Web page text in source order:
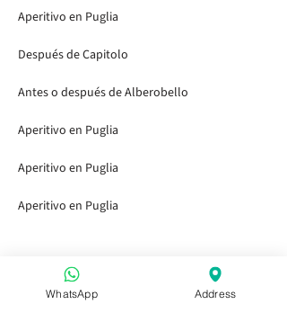
Aperitivo en Puglia
Después de Capitolo
Antes o después de Alberobello
Aperitivo en Puglia
Aperitivo en Puglia
Aperitivo en Puglia
WhatsApp Address